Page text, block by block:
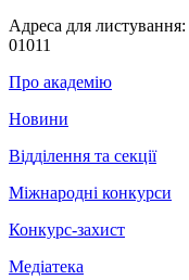
Адреса для листування:
01011
Про академію
Новини
Відділення та секції
Міжнародні конкурси
Конкурс-захист
Медіатека